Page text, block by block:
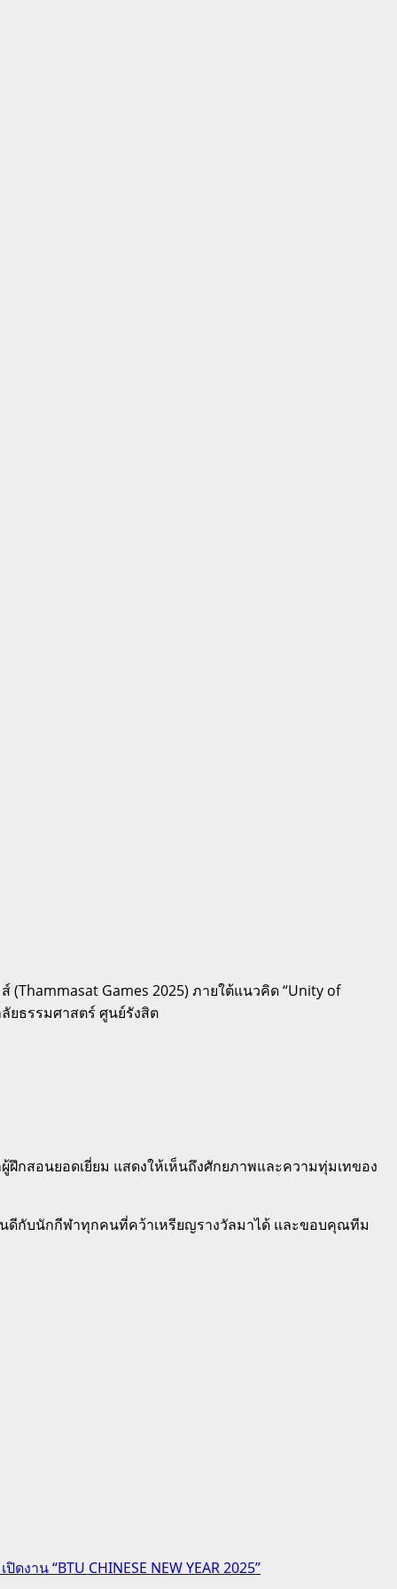
Games 2025) ภายใต้แนวคิด “Unity of
ยธรรมศาสตร์ ศูนย์รังสิต
ฝึกสอนยอดเยี่ยม แสดงให้เห็นถึงศักยภาพและความทุ่มเทของ
ดีกับนักกีฬาทุกคนที่คว้าเหรียญรางวัลมาได้ และขอบคุณทีม
าน “BTU CHINESE NEW YEAR 2025”